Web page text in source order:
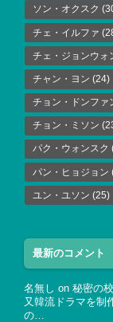
ソン・オクスク
チェ・イルファ
チェ・ジョンウォ
チャン・ヨン (24)
チョン・ドンファ
チョン・ミソン
パク・ウォンスク
パン・ヒョジョン
ユン・ユソン (25)
最新のコメント
名無し on 秘密の
又韓流ドラマを制
の…